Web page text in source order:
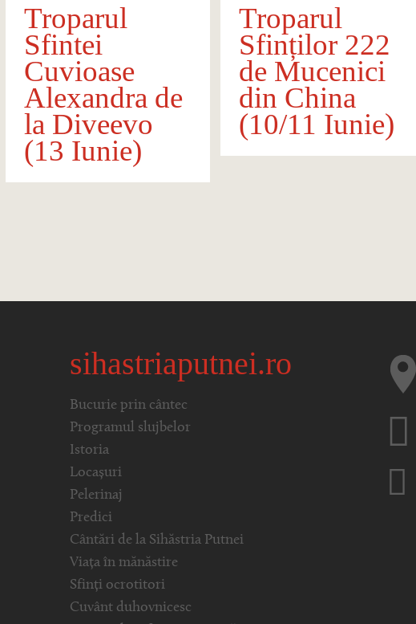
Troparul
Sfintei
Cuvioase
Alexandra de
la Diveevo
(13 Iunie)
Troparul
Sfinților 222
de Mucenici
din China
(10/11 Iunie)
sihastriaputnei.ro
Bucurie prin cântec
Programul slujbelor
Istoria
Locașuri
Pelerinaj
Predici
Cântări de la Sihăstria Putnei
Viața în mănăstire
Sfinți ocrotitori
Cuvânt duhovnicesc